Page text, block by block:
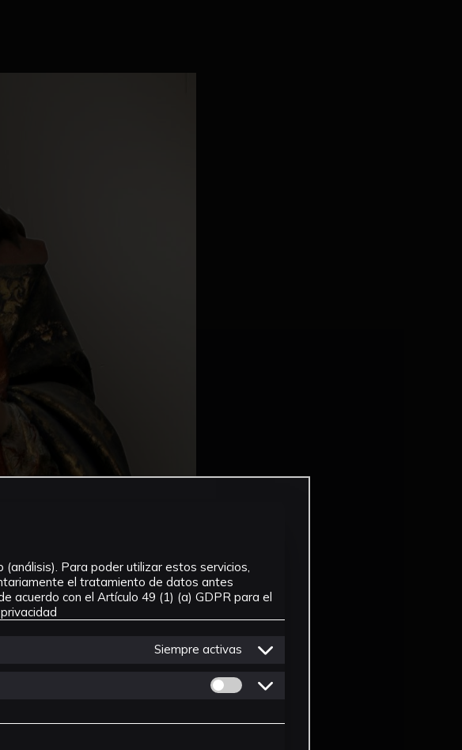
Para poder utilizar estos servicios,
el tratamiento de datos antes
acuerdo con el Artículo 49 (1) (a) GDPR para el
Siempre activas
Permitir cookies de Personalizacion